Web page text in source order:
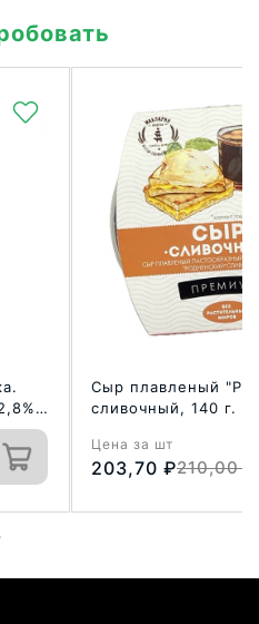
Сыр плавленый
сливочный, 140 г.
Цена за шт
210,00
203,70 ₽